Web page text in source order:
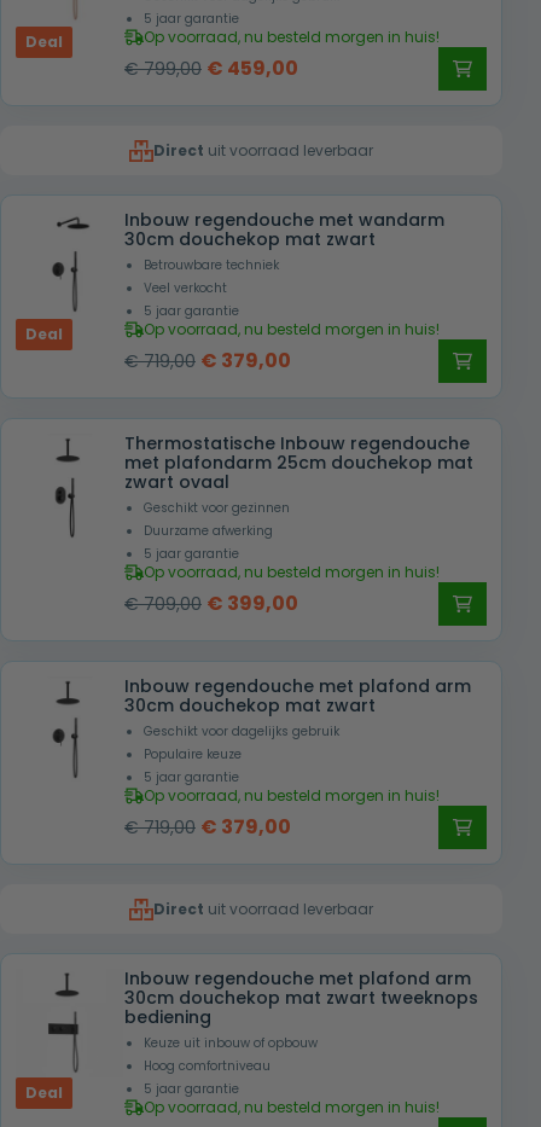
5 jaar garantie
Op voorraad, nu besteld morgen in huis!
€799,00 Oorspronkelijke
€ 799,00.
€ 459,00
€ 459,00.
Deal
Direct uit voorraad leverbaar
Inbouw regendouche met wandarm
30cm douchekop mat zwart
Betrouwbare techniek
Veel verkocht
5 jaar garantie
Op voorraad, nu besteld morgen in huis!
€719,00 Oorspronkelijke
was:
€ 719,00.
€ 379,00
is:
€ 379,00.
Deal
Thermostatische Inbouw regendouche
met plafondarm 25cm douchekop mat
zwart ovaal
Geschikt voor gezinnen
Duurzame afwerking
5 jaar garantie
Op voorraad, nu besteld morgen in huis!
€709,00 Oorspronkelijke
was:
€ 709,00.
€ 399,00
is:
€ 399,00.
Inbouw regendouche met plafond arm
30cm douchekop mat zwart
Geschikt voor dagelijks gebruik
Populaire keuze
5 jaar garantie
Op voorraad, nu besteld morgen in huis!
€719,00 Oorspronkelijke
€ 719,00.
€ 379,00
€ 379,00.
Direct uit voorraad leverbaar
Inbouw regendouche met plafond arm
30cm douchekop mat zwart tweeknops
bediening
Keuze uit inbouw of opbouw
Hoog comfortniveau
5 jaar garantie
Op voorraad, nu besteld morgen in huis!
Deal